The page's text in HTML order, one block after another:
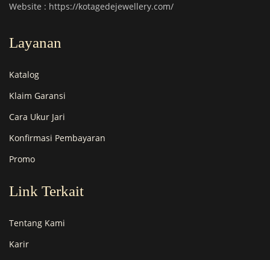
Website : https://kotagedejewellery.com/
Layanan
Katalog
Klaim Garansi
Cara Ukur Jari
Konfirmasi Pembayaran
Promo
Link Terkait
Tentang Kami
Karir